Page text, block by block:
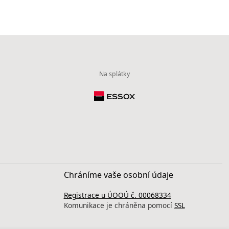
Na splátky
Chráníme vaše osobní údaje
Registrace u ÚOOÚ č. 00068334
Komunikace je chráněna pomocí SSL